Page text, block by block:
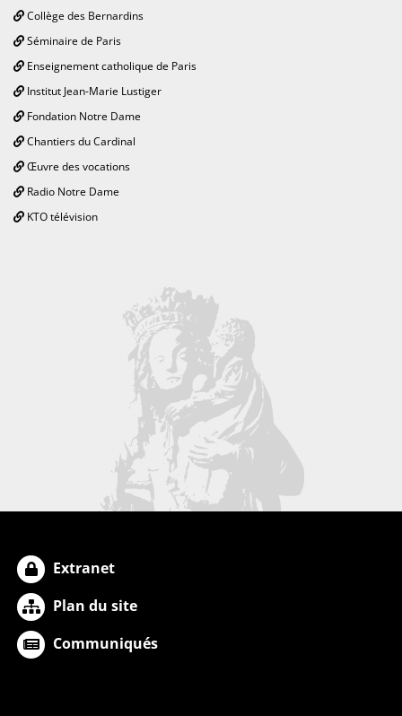
Collège des Bernardins
Séminaire de Paris
Enseignement catholique de Paris
Institut Jean-Marie Lustiger
Fondation Notre Dame
Chantiers du Cardinal
Œuvre des vocations
Radio Notre Dame
KTO télévision
Extranet
Plan du site
Communiqués